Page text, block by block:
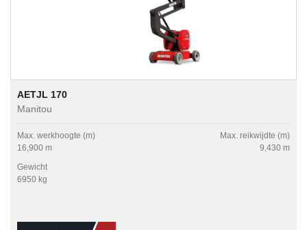
AETJL 170
Manitou
Max. werkhoogte (m)
16,900 m
Max. reikwijdte (m)
9,430 m
Gewicht
6950 kg